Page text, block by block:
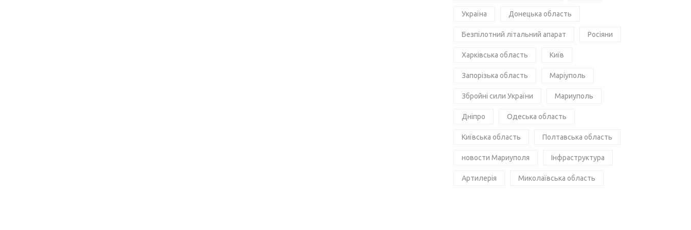
Україна Донецька область
Безпілотний літальний апарат Росіяни
Харківська область Київ
Запорізька область Маріуполь
Збройні сили України Мариуполь
Дніпро Одеська область
Київська область Полтавська область
новости Мариуполя Інфраструктура
Артилерія Миколаївська область